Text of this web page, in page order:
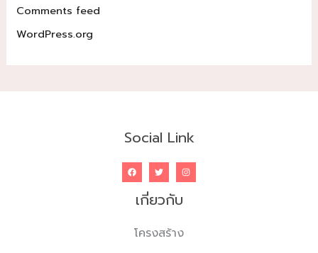
Comments feed
WordPress.org
Social Link
เกี่ยวกับ
โครงสร้าง